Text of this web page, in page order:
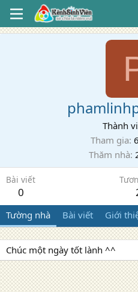
Thành
Tham gia
Thăm nhà
Bài viết
0
Tường nhà Bài viết Giới
Chúc một ngày tốt lành ^^